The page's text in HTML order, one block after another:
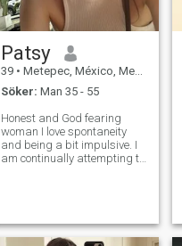
Patsy
39 • Metepec, México, Mexico
Söker: Man 35 - 55
Honest and God fearing
woman I love spontaneity
and being a bit impulsive. I
am continually attempting to
actions are the most fun, not
expected and